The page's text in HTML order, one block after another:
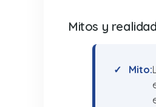
Mitos y
Mito: